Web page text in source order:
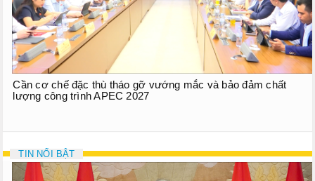
Cần cơ chế đặc thù tháo gỡ vướng mắc và bảo đảm chất
lượng công trình APEC 2027
TIN NỔI BẬT